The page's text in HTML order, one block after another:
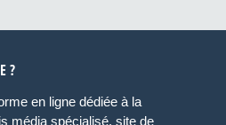
?
en ligne dédiée à la
média spécialisé, site de